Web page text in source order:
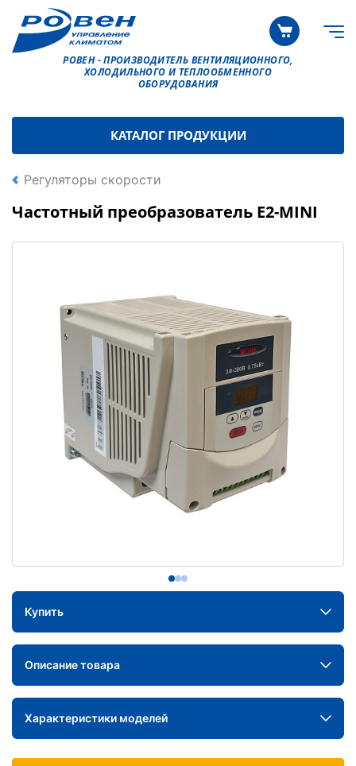
РОВЕН - ПРОИЗВОДИТЕЛЬ ВЕНТИЛЯЦИОННОГО,
ХОЛОДИЛЬНОГО И ТЕПЛООБМЕННОГО
ОБОРУДОВАНИЯ
КАТАЛОГ ПРОДУКЦИИ
Регуляторы скорости
Частотный преобразователь E2-MINI
Купить
Описание товара
Характеристики моделей